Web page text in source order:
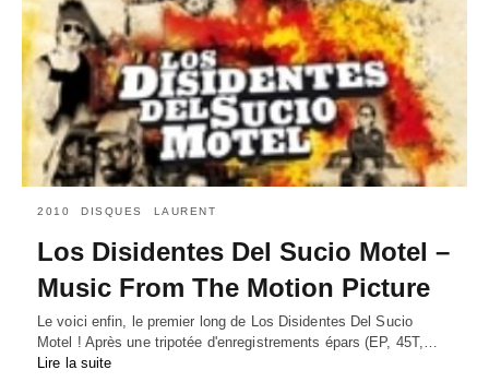
2010 DISQUES LAURENT
Los Disidentes Del Sucio Motel –
Music From The Motion Picture
Le voici enfin, le premier long de Los Disidentes Del Sucio
Motel ! Après une tripotée d'enregistrements épars (EP, 45T,…
Lire la suite